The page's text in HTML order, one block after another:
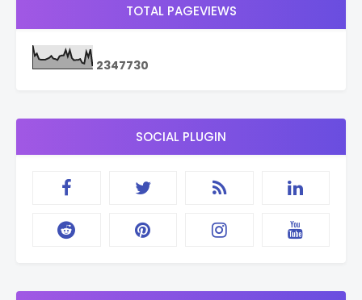
TOTAL PAGEVIEWS
2347730
SOCIAL PLUGIN